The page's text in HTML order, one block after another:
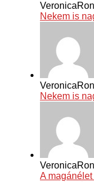
Nekem is
Nekem is
A